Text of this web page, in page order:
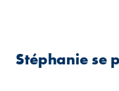
Stéphanie se